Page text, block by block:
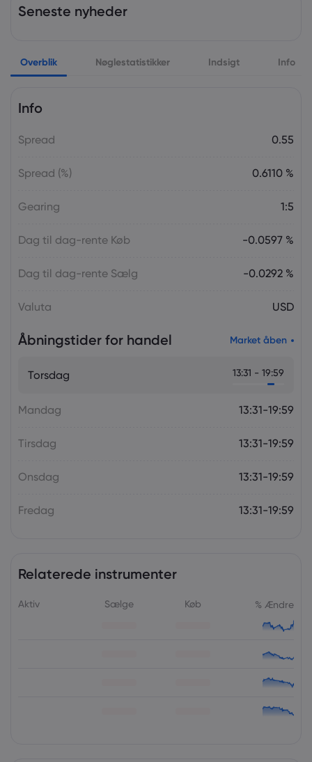
Seneste nyheder
Overblik Nøglestatistikker Indsigt Info
Info
Spread 0.55
Spread (%) 0.6110 %
Gearing 1:5
Dag til dag-rente Køb -0.0597 %
Dag til dag-rente Sælg -0.0292 %
Valuta USD
Åbningstider for handel Market åben
Torsdag 13:31 - 19:59
Mandag 13:31-19:59
Tirsdag 13:31-19:59
Onsdag 13:31-19:59
Fredag 13:31-19:59
Relaterede instrumenter
Aktiv Sælge Køb % Ændre